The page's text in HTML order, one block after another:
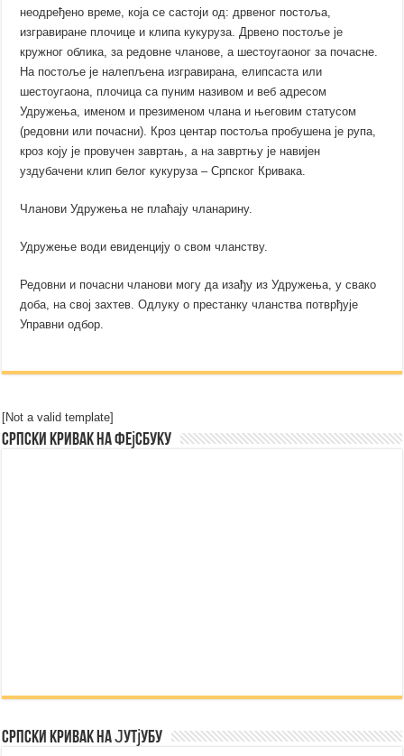
неодређено време, која се састоји од: дрвеног постоља,
изгравиране плочице и клипа кукуруза. Дрвено постоље је
кружног облика, за редовне чланове, а шестоугаоног за почасне.
На постоље је налепљена изгравирана, елипсаста или
шестоугаона, плочица са пуним називом и веб адресом
Удружења, именом и презименом члана и његовим статусом
(редовни или почасни). Кроз центар постоља пробушена је рупа,
кроз коју је провучен завртањ, а на завртњу је навијен
уздубачени клип белог кукуруза – Српског Кривака.
Чланови Удружења не плаћају чланарину.
Удружење води евиденцију о свом чланству.
Редовни и почасни чланови могу да изађу из Удружења, у свако
доба, на свој захтев. Одлуку о престанку чланства потврђује
Управни одбор.
[Not a valid template]
Српски Кривак на Фејсбуку
Српски Кривак на Јутјубу